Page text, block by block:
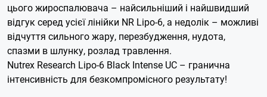
цього жироспалювача – найсильніший і найшвидший
відгук серед усієї лінійки NR Lipo-6, а недолік – можливі
відчуття сильного жару, перезбудження, нудота,
спазми в шлунку, розлад травлення.
Nutrex Research Lipo-6 Black Intense UC – гранична
інтенсивність для безкомпромісного результату!